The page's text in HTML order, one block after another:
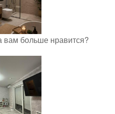
вам больше нравится?